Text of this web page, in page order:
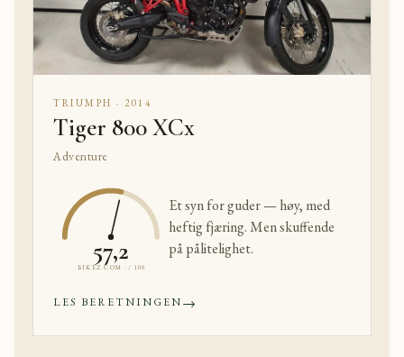
TRIUMPH · 2014
Tiger 800 XCx
Adventure
57,2
BIKEZ.COM · / 100
Et syn for guder — høy, med
heftig fjæring. Men skuffende
på pålitelighet.
LES BERETNINGEN→